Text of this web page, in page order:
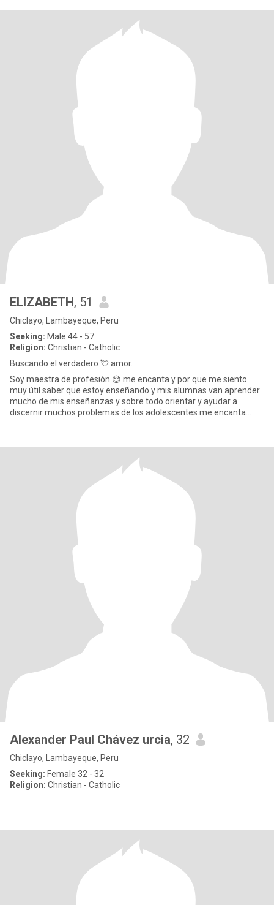
ELIZABETH, 51
Chiclayo, Lambayeque, Peru
Seeking: Male 44 - 57
Religion: Christian - Catholic
Buscando el verdadero 💘 amor.
Soy maestra de profesión 😌 me encanta y por que me siento
muy útil saber que estoy enseñando y mis alumnas van aprender
mucho de mis enseñanzas y sobre todo orientar y ayudar a
discernir muchos problemas de los adolescentes.me encanta
Alexander Paul Chávez urcia, 32
Chiclayo, Lambayeque, Peru
Seeking: Female 32 - 32
Religion: Christian - Catholic